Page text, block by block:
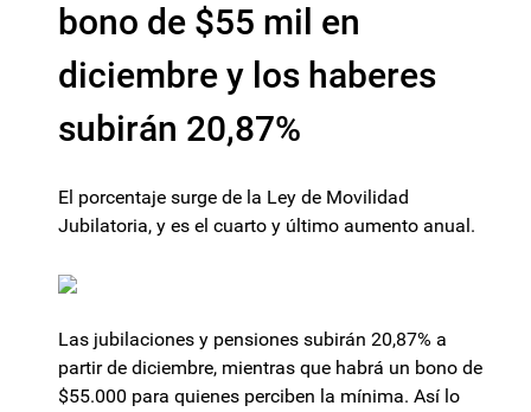
bono de $55 mil en
diciembre y los haberes
subirán 20,87%
El porcentaje surge de la Ley de Movilidad
Jubilatoria, y es el cuarto y último aumento anual.
Las jubilaciones y pensiones subirán 20,87% a
partir de diciembre, mientras que habrá un bono de
$55.000 para quienes perciben la mínima. Así lo